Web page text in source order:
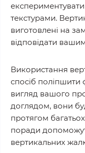
текстурами.
виготовлені на
відповідати
Використання
спосіб поліпшити
вигляд вашого
доглядом, вони
протягом
поради
вертикальних